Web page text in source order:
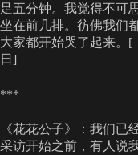
足五分钟。我觉得不可
坐在前几排。彷佛我们
大家都开始哭了起来。[
日]
***
《花花公子》：我们已
采访开始之前，有人说